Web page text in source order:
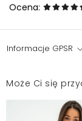
Ocena:
trochę
wygląda
Aleksandra
Informacje GPSR
Może Ci się